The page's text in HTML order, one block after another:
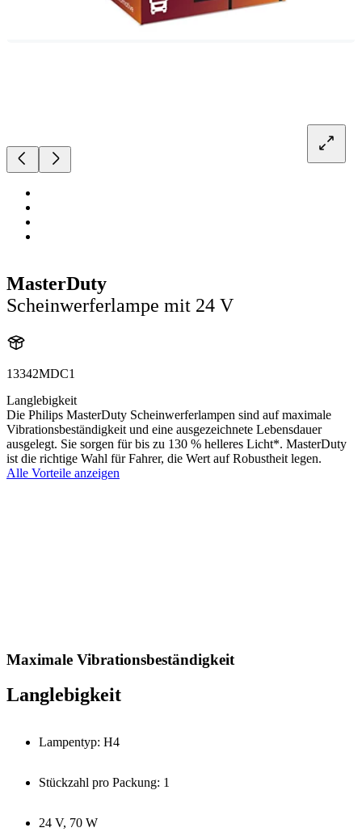
MasterDuty
Scheinwerferlampe mit 24 V
13342MDC1
Langlebigkeit
Die Philips MasterDuty Scheinwerferlampen sind auf maximale
Vibrationsbeständigkeit und eine ausgezeichnete Lebensdauer
ausgelegt. Sie sorgen für bis zu 130 % helleres Licht*. MasterDuty
ist die richtige Wahl für Fahrer, die Wert auf Robustheit legen.
Alle Vorteile anzeigen
Maximale Vibrationsbeständigkeit
Langlebigkeit
Lampentyp: H4
Stückzahl pro Packung: 1
24 V, 70 W